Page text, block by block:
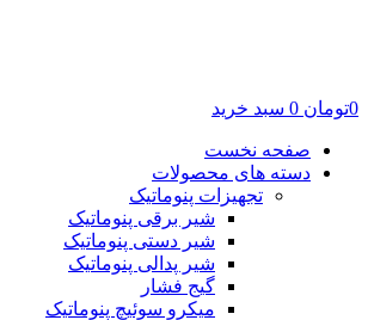
0تومان 0 سبد خرید
صفحه نخست
دسته های محصولات
تجهیزات پنوماتیک
شیر برقی پنوماتیک
شیر دستی پنوماتیک
شیر پدالی پنوماتیک
گیج فشار
میکرو سوئیچ پنوماتیک